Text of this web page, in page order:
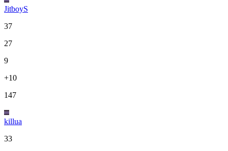
JitboyS
37
27
9
+10
147
killua
33